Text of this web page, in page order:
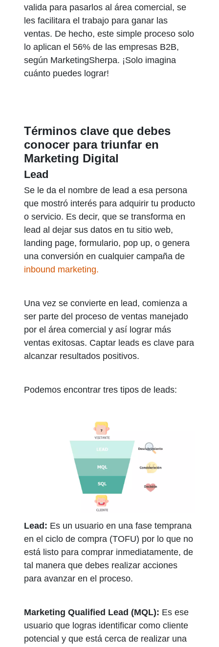
valida para pasarlos al área comercial, se
les facilitara el trabajo para ganar las
ventas. De hecho, este simple proceso solo
lo aplican el 56% de las empresas B2B,
según MarketingSherpa. ¡Solo imagina
cuánto puedes lograr!
Términos clave que debes
conocer para triunfar en
Marketing Digital
Lead
Se le da el nombre de lead a esa persona
que mostró interés para adquirir tu producto
o servicio. Es decir, que se transforma en
lead al dejar sus datos en tu sitio web,
landing page, formulario, pop up, o genera
una conversión en cualquier campaña de
inbound marketing.
Una vez se convierte en lead, comienza a
ser parte del proceso de ventas manejado
por el área comercial y así lograr más
ventas exitosas. Captar leads es clave para
alcanzar resultados positivos.
Podemos encontrar tres tipos de leads:
Lead: Es un usuario en una fase temprana
en el ciclo de compra (TOFU) por lo que no
está listo para comprar inmediatamente, de
tal manera que debes realizar acciones
para avanzar en el proceso.
Marketing Qualified Lead (MQL): Es ese
usuario que logras identificar como cliente
potencial y que está cerca de realizar una